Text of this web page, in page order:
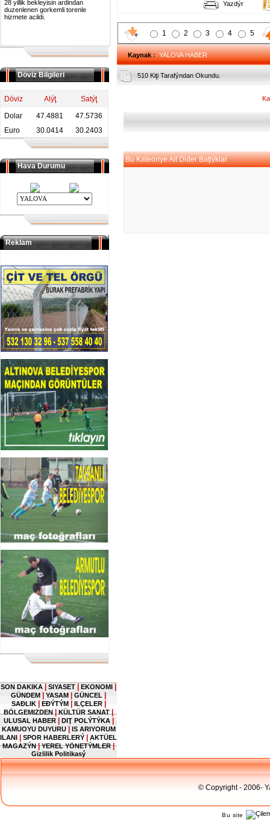
Yazdýr
1 2 3 4 5
Kaynak: YALOVA HABER
510 Kiţi Tarafýndan Okundu.
Bu Kateoriye Ait Diđer Baţlýklar
28 yillik bekleyisin ardindan
duzenlenen gorkemli torenle
hizmete acildi.
Döviz Bilgileri
Döviz Alýţ
Satýţ
Dolar
47.4881
47.5736
Euro
30.0414 30.2403
Hava Durumu
Reklam
SON DAKIKA SIYASET EKONOMI
GÜNDEM YASAM GÜNCEL
SAĐLIK EĐÝTÝM ILÇELER
BÖLGEMIZDEN | KÜLTÜR SANAT |
ULUSAL HABER DIŢ POLÝTÝKA
KAMUOYU DUYURU
IS ARIYORUM
ILANI
SPOR HABERLERÝ
AKTÜEL
MAGAZÝN | YEREL YÖNETÝMLER |
Gizlilik Politikasý
© Copyright - 2006-
Bu site